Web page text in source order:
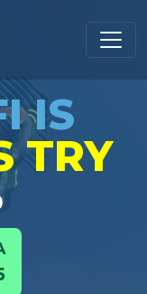
IS
TRY